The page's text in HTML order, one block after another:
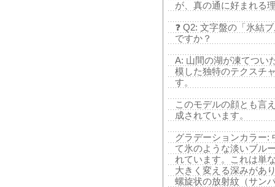
が、真の通に好まれる
❓ Q2: 文字盤の「氷結
ですか？
A: 山間の湖が凍てつい
模した独特のテクスチ
す。
このモデルの顔とも言
成されています。
グラデーションカラー:
て氷のような淡いブル
れています。これは単
大きく変える深みがあ
螺旋状の放射紋（サン